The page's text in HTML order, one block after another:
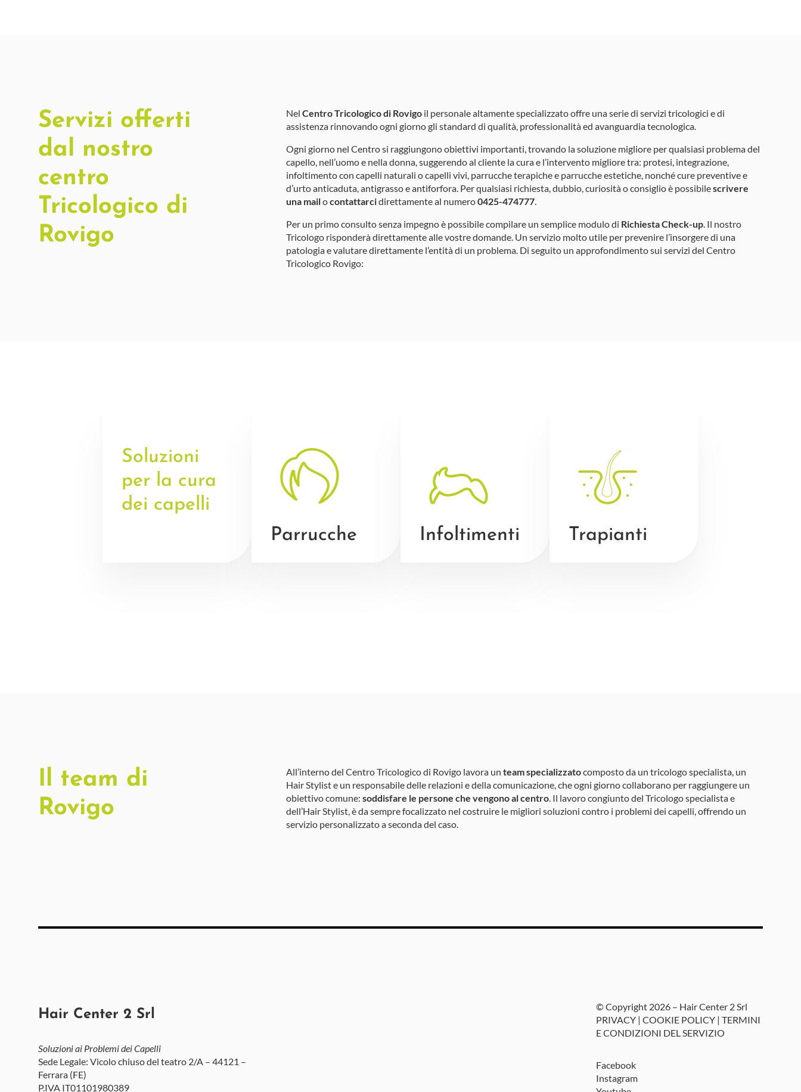
Servizi offerti
dal nostro
centro
Tricologico di
Rovigo
Nel Centro Tricologico di Rovigo il personale altamente specializzato offre una serie di servizi tricologici e di
assistenza rinnovando ogni giorno gli standard di qualità, professionalità ed avanguardia tecnologica.
Ogni giorno nel Centro si raggiungono obiettivi importanti, trovando la soluzione migliore per qualsiasi problema del
capello, nell’uomo e nella donna, suggerendo al cliente la cura e l’intervento migliore tra: protesi, integrazione,
infoltimento con capelli naturali o capelli vivi, parrucche terapiche e parrucche estetiche, nonché cure preventive e
d’urto anticaduta, antigrasso e antiforfora. Per qualsiasi richiesta, dubbio, curiosità o consiglio è possibilescrivere
una mailocontattarcidirettamente al numero0425-474777.
Per un primo consulto senza impegno è possibile compilare un semplice modulo di Richiesta Check-up. Il nostro
Tricologo risponderà direttamente alle vostre domande. Un servizio molto utile per prevenire l’insorgere di una
patologia e valutare direttamente l’entità di un problema. Di seguito un approfondimento sui servizi del Centro
Tricologico Rovigo:
Soluzioni
per la cura
dei capelli
Parrucche
Infoltimenti Trapianti
Il team di
Rovigo
All’interno del Centro Tricologico di Rovigo lavora un team specializzatocomposto da un tricologo specialista, un
Hair Stylist e un responsabile delle relazioni e della comunicazione, che ogni giorno collaborano per raggiungere un
obiettivo comune: soddisfare le persone che vengono al centro. Il lavoro congiunto del Tricologo specialista e
dell’Hair Stylist, è da sempre focalizzato nel costruire le migliori soluzioni contro i problemi dei capelli, offrendo un
servizio personalizzato a seconda del caso.
Hair Center 2 Srl
Soluzioni ai Problemi dei Capelli
Sede Legale: Vicolo chiuso del teatro 2/A – 44121 –
Ferrara (FE)
P.IVA IT01101980389
© Copyright 2026 – Hair Center 2 Srl
PRIVACY | COOKIE POLICY | TERMINI
E CONDIZIONI DEL SERVIZIO
Facebook
Instagram